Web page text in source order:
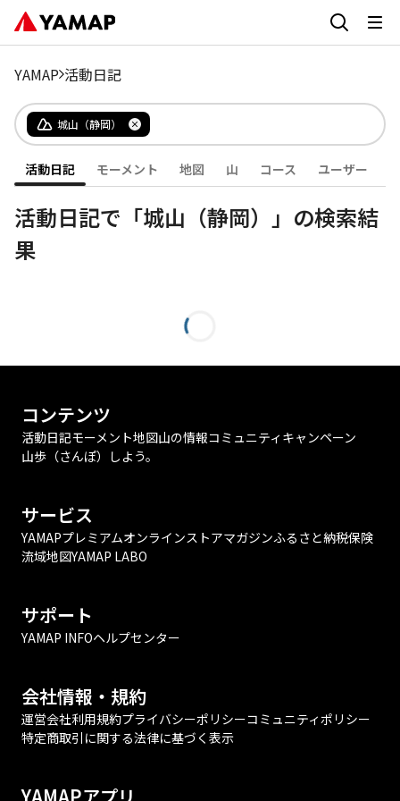
YAMAP 活動日記
城山（静岡）
活動日記 モーメント 地図 山 コース ユーザー
活動日記で「城山（静岡）」の検索結
果
コンテンツ
活動日記モーメント地図山の情報コミュニティ キャンペーン
山歩（さんぽ）しよう。
サービス
YAMAPプレミアムオンラインストアマガジンふるさと納税保険
流域地図YAMAP LABO
サポート
YAMAP INFOヘルプセンター
会社情報・規約
運営会社利用規約プライバシーポリシーコミュニティポリシー
特定商取引に関する法律に基づく表示